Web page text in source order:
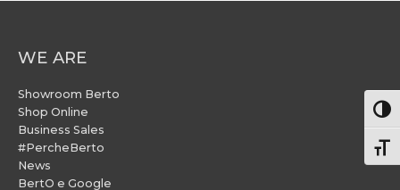
WE ARE
Showroom Berto
Shop Online
Business Sales
#PercheBerto
News
BertO e Google